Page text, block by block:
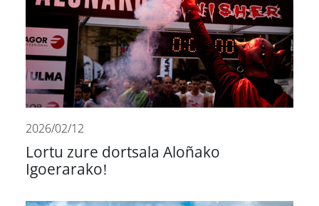
2026/02/12
Lortu zure dortsala Aloñako
Igoerarako!